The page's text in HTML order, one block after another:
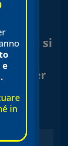
si
di
poter
di
in